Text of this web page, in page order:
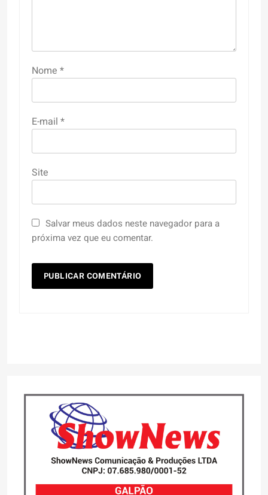
Nome *
E-mail *
Site
Salvar meus dados neste navegador para a
próxima vez que eu comentar.